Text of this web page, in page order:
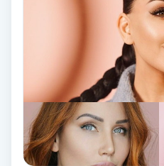
Medium
Megavolymfransar